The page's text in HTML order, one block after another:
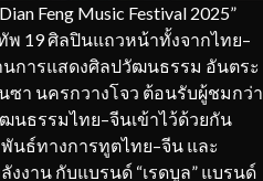
Feng Music Festival 2025”
19 ศิลปินแถวหน้าทั้งจากไทย–
การแสดงศิลปวัฒนธรรม อันตระ
ซา นครกวางโจว ต้อนรับผู้ชมกว่า
นธรรมไทย–จีนเข้าไว้ด้วยกัน
นธ์ทางการทูตไทย–จีน และ
งาน กับแบรนด์ “เรดบูล” แบรนด์